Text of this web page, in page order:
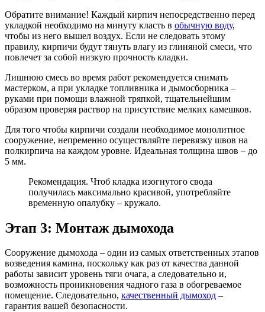
Обратите внимание! Каждый кирпич непосредственно перед
укладкой необходимо на минуту класть в обычную воду,
чтобы из него вышел воздух. Если не следовать этому
правилу, кирпичи будут тянуть влагу из глиняной смеси, что
повлечет за собой низкую прочность кладки.
Лишнюю смесь во время работ рекомендуется снимать
мастерком, а при укладке топливника и дымосборника –
руками при помощи влажной тряпкой, тщательнейшим
образом проверяя раствор на присутствие мелких камешков.
Для того чтобы кирпичи создали необходимое монолитное
сооружение, непременно осуществляйте перевязку швов на
полкирпича на каждом уровне. Идеальная толщина швов – до
5 мм.
Рекомендация. Чтоб кладка изогнутого свода
получилась максимально красивой, употребляйте
временную опалубку – кружало.
Этап 3: Монтаж дымохода
Сооружение дымохода – один из самых ответственных этапов
возведения камина, поскольку как раз от качества данной
работы зависит уровень тяги очага, а следовательно и,
возможность проникновения чадного газа в обогреваемое
помещение. Следовательно, качественный дымоход –
гарантия вашей безопасности.